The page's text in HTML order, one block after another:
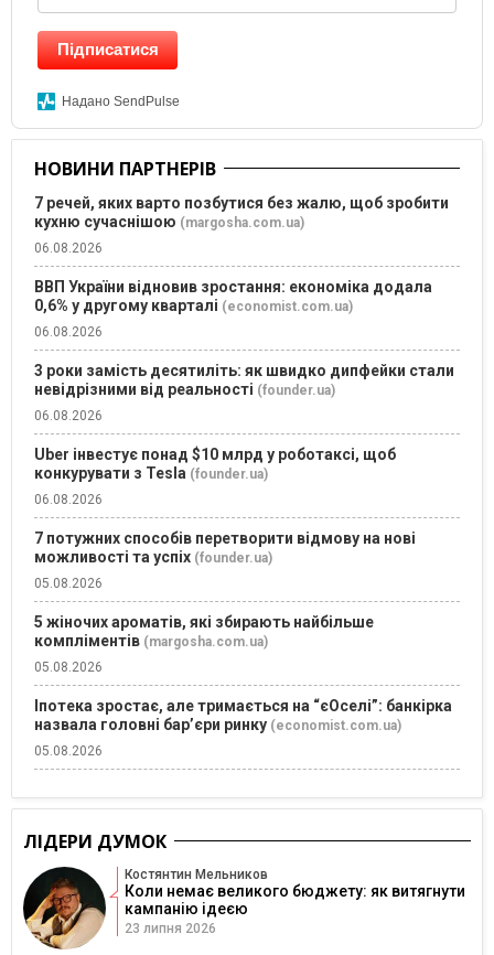
Підписатися
Надано SendPulse
НОВИНИ ПАРТНЕРІВ
7 речей, яких варто позбутися без жалю, щоб зробити
кухню сучаснішою (margosha.com.ua)
06.08.2026
ВВП України відновив зростання: економіка додала
0,6% у другому кварталі (economist.com.ua)
06.08.2026
3 роки замість десятиліть: як швидко дипфейки стали
невідрізними від реальності (founder.ua)
06.08.2026
Uber інвестує понад $10 млрд у роботаксі, щоб
конкурувати з Tesla (founder.ua)
06.08.2026
7 потужних способів перетворити відмову на нові
можливості та успіх (founder.ua)
05.08.2026
5 жіночих ароматів, які збирають найбільше
компліментів (margosha.com.ua)
05.08.2026
Іпотека зростає, але тримається на “єОселі”: банкірка
назвала головні бар’єри ринку (economist.com.ua)
05.08.2026
ЛІДЕРИ ДУМОК
Костянтин Мельников
Коли немає великого бюджету: як витягнути
кампанію ідеєю
23 липня 2026